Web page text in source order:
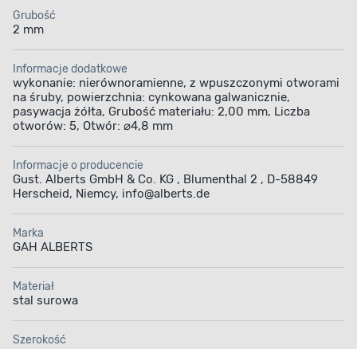
Grubość
2 mm
Informacje dodatkowe
wykonanie: nierównoramienne, z wpuszczonymi otworami
na śruby, powierzchnia: cynkowana galwanicznie,
pasywacja żółta, Grubość materiału: 2,00 mm, Liczba
otworów: 5, Otwór: ⌀4,8 mm
Informacje o producencie
Gust. Alberts GmbH & Co. KG , Blumenthal 2 , D-58849
Herscheid, Niemcy, info@alberts.de
Marka
GAH ALBERTS
Materiał
stal surowa
Szerokość